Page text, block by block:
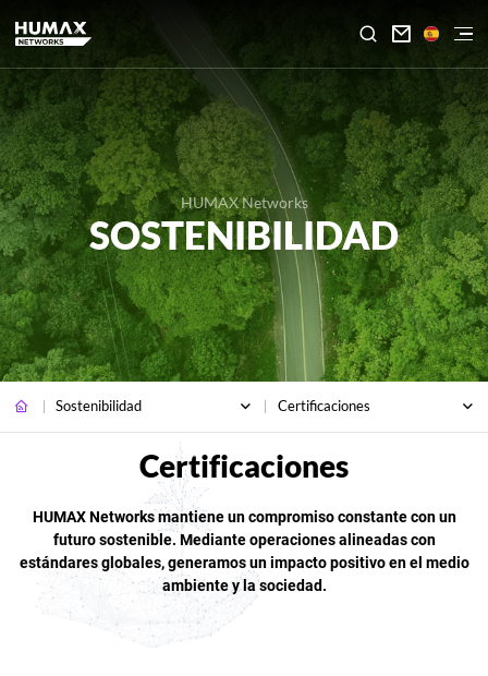

HUMAX Networks
SOSTENIBILIDAD
Sostenibilidad Certificaciones
HUMAX Networks mantiene un compromiso constante con un
futuro sostenible. Mediante operaciones alineadas con
estándares globales, generamos un impacto positivo en el medio
ambiente y la sociedad.